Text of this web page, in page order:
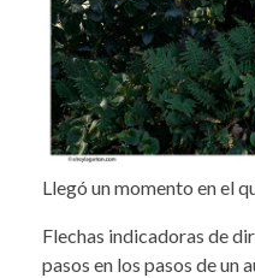
Llegó un momento en el
Flechas indicadoras de
pasos en los pasos de